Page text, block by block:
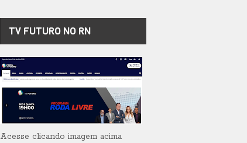
TV FUTURO NO RN
Acesse clicando imagem acima